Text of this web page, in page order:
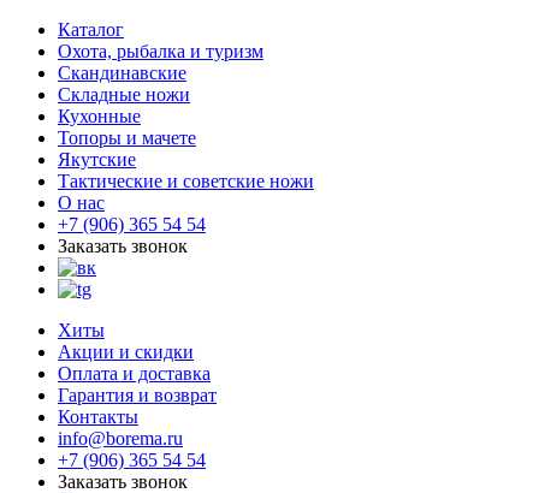
Каталог
Охота, рыбалка и туризм
Скандинавские
Складные ножи
Кухонные
Топоры и мачете
Якутские
Тактические и советские ножи
О нас
+7 (906) 365 54 54
Заказать звонок
Хиты
Акции и скидки
Оплата и доставка
Гарантия и возврат
Контакты
info@borema.ru
+7 (906) 365 54 54
Заказать звонок